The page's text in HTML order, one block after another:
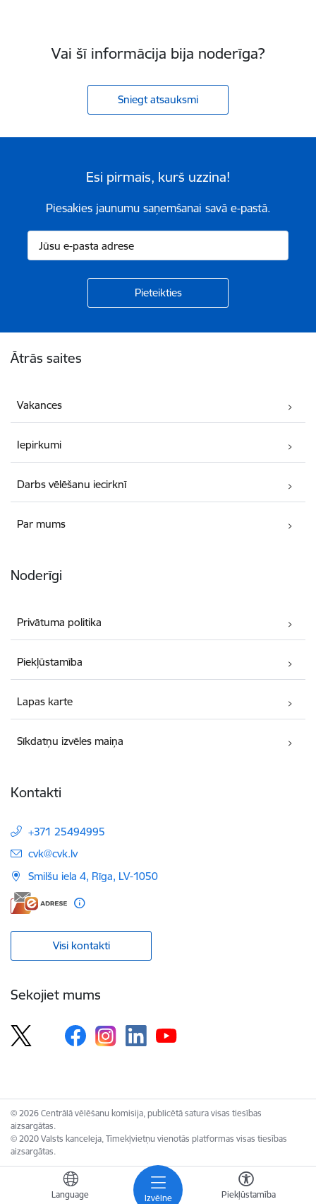
Izvēlne
Language Piekļūstamība
Vai šī informācija bija noderīga?
Sniegt atsauksmi
Esi pirmais, kurš uzzina!
Piesakies jaunumu saņemšanai savā e-pastā.
Ātrās saites
Vakances
Iepirkumi
Darbs vēlēšanu iecirknī
Par mums
Noderīgi
Privātuma politika
Piekļūstamība
Lapas karte
Sīkdatņu izvēles maiņa
Kontakti
+371 25494995
E-pasts:
cvk@cvk.lv
Smilšu iela 4, Rīga, LV-1050
Visi kontakti
Sekojiet mums
© 2026 Centrālā vēlēšanu komisija, publicētā satura visas tiesības
aizsargātas.
© 2020 Valsts kanceleja, Tīmekļvietņu vienotās platformas visas tiesības
aizsargātas.